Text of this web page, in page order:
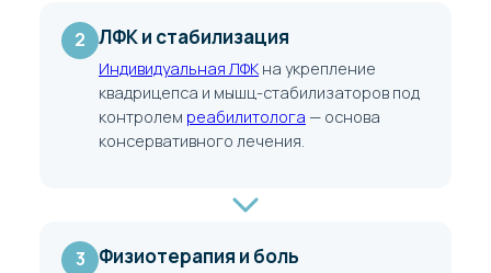
2 ЛФК и стабилизация
Индивидуальная ЛФК на укрепление
квадрицепса и мышц-стабилизаторов под
контролем реабилитолога — основа
консервативного лечения.
3 Физиотерапия и боль